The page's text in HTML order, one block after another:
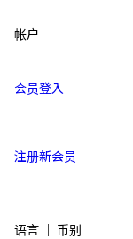
帐户
会员登入
注册新会员
语言 ｜ 币别